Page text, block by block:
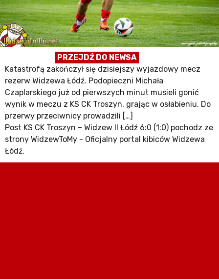
PRZEJDŹ DO NEWSA
Katastrofą zakończył się dzisiejszy wyjazdowy mecz
rezerw Widzewa Łódź. Podopieczni Michała
Czaplarskiego już od pierwszych minut musieli gonić
wynik w meczu z KS CK Troszyn, grając w osłabieniu. Do
przerwy przeciwnicy prowadzili […]
Post KS CK Troszyn – Widzew II Łódź 6:0 (1:0) pochodz ze
strony WidzewToMy - Oficjalny portal kibiców Widzewa
Łódź.